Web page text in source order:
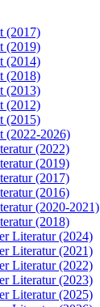
(2017)
(2019)
(2014)
(2018)
(2013)
(2012)
(2015)
(2022-2026)
(2022)
(2019)
(2017)
(2016)
(2020-2021)
(2018)
Literatur(2024)
Literatur(2021)
Literatur(2022)
Literatur(2023)
Literatur(2025)